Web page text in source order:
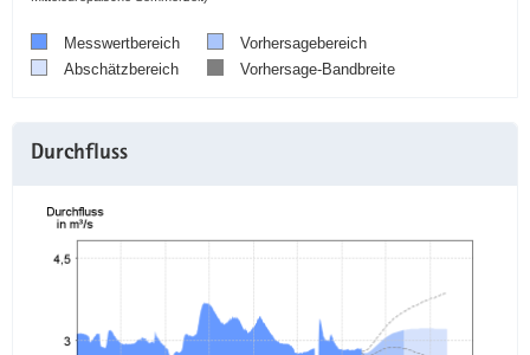
Messwertbereich
Vorhersagebereich
Abschätzbereich
Vorhersage-Bandbreite
Durchfluss